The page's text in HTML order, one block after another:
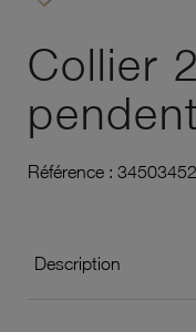
Collier
Référence : 34503452
Description